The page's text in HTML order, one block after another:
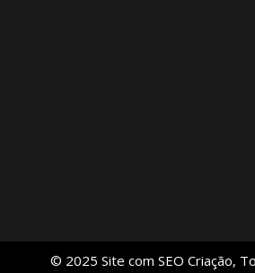
© 2025 Site com SEO Criação,